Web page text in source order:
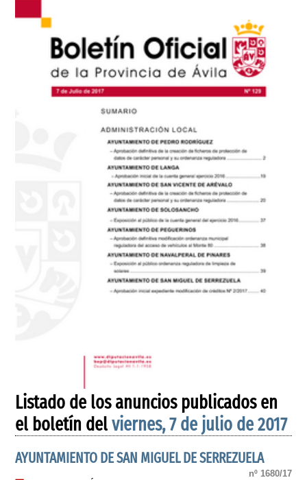
Listado de los anuncios publicados en
el boletín delviernes, 7 de julio de 2017
AYUNTAMIENTO DE SAN MIGUEL DE SERREZUELA
nº 1680/17